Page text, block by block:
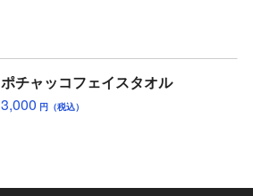
ポチャッコフェイスタオル
3,000 円（税込）